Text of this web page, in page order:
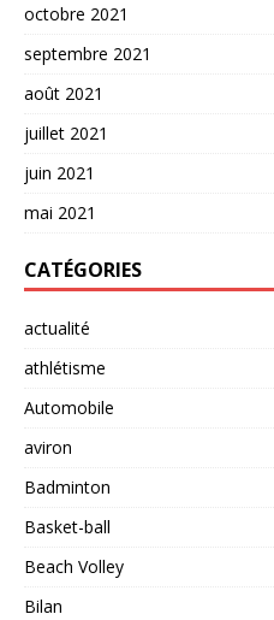
octobre 2021
septembre 2021
août 2021
juillet 2021
juin 2021
mai 2021
CATÉGORIES
actualité
athlétisme
Automobile
aviron
Badminton
Basket-ball
Beach Volley
Bilan